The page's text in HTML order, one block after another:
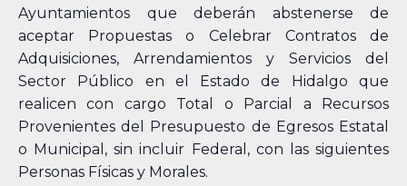
Ayuntamientos que deberán abstenerse de
aceptar Propuestas o Celebrar Contratos de
Adquisiciones, Arrendamientos y Servicios del
Sector Público en el Estado de Hidalgo que
realicen con cargo Total o Parcial a Recursos
Provenientes del Presupuesto de Egresos Estatal
o Municipal, sin incluir Federal, con las siguientes
Personas Físicas y Morales.